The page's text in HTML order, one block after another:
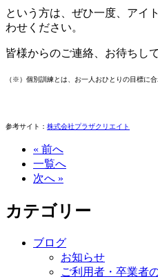
という方は、ぜひ一度、アイ
わせください。
皆様からのご連絡、お待ちし
（※）個別訓練とは、お一人おひとりの目標に
参考サイト： 株式会社プラザクリエイト
« 前へ
一覧へ
次へ »
カテゴリー
ブログ
お知らせ
ご利用者・卒業者